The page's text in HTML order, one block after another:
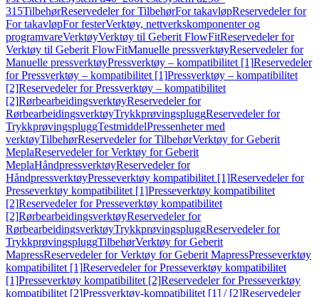
315TilbehørReservedeler for TilbehørFor takavløpReservedeler for
For takavløpFor festerVerktøy, nettverkskomponenter og
programvareVerktøyVerktøy til Geberit FlowFitReservedeler for
Verktøy til Geberit FlowFitManuelle pressverktøyReservedeler for
Manuelle pressverktøyPressverktøy – kompatibilitet [1]Reservedeler
for Pressverktøy – kompatibilitet [1]Pressverktøy – kompatibilitet
[2]Reservedeler for Pressverktøy – kompatibilitet
[2]RørbearbeidingsverktøyReservedeler for
RørbearbeidingsverktøyTrykkprøvingspluggReservedeler for
TrykkprøvingspluggTestmiddelPressenheter med
verktøyTilbehørReservedeler for TilbehørVerktøy for Geberit
MeplaReservedeler for Verktøy for Geberit
MeplaHåndpressverktøyReservedeler for
HåndpressverktøyPresseverktøy kompatibilitet [1]Reservedeler for
Presseverktøy kompatibilitet [1]Presseverktøy kompatibilitet
[2]Reservedeler for Presseverktøy kompatibilitet
[2]RørbearbeidingsverktøyReservedeler for
RørbearbeidingsverktøyTrykkprøvingspluggReservedeler for
TrykkprøvingspluggTilbehørVerktøy for Geberit
MapressReservedeler for Verktøy for Geberit MapressPresseverktøy
kompatibilitet [1]Reservedeler for Presseverktøy kompatibilitet
[1]Presseverktøy kompatibilitet [2]Reservedeler for Presseverktøy
kompatibilitet [2]Pressverktøy-kompatibilitet [1] / [2]Reservedeler